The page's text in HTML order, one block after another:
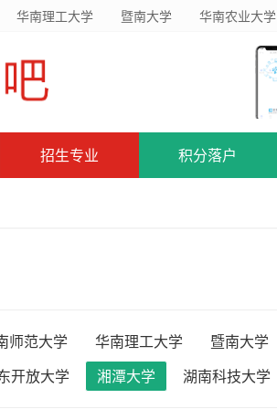
华南理工大学 暨南大学 华南农业大学
招生专业 积分落户
师范大学 华南理工大学 暨南大学
开放大学 湘潭大学 湖南科技大学